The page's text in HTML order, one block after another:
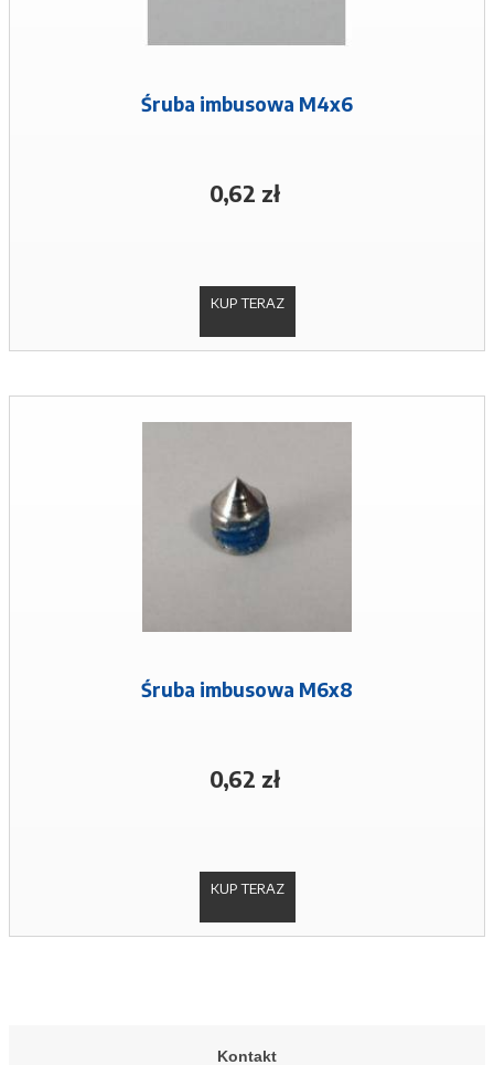
Śruba imbusowa M4x6
0,62 zł
KUP TERAZ
Śruba imbusowa M6x8
0,62 zł
KUP TERAZ
Kontakt